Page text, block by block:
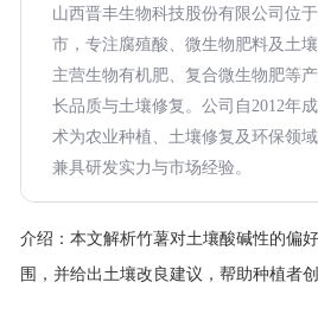
山西晋丰生物科技股份有限公司位
市，专注腐殖酸、微生物肥料及土
主营生物有机肥、复合微生物肥等
长品质与土壤修复。公司自2012年
术为农业种植、土壤修复及环保领
兼具研发实力与市场经验。
介绍： 本文解析竹薯对土壤酸碱性的偏
围，并给出土壤改良建议，帮助种植者